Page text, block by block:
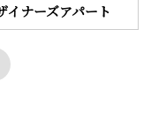
イナーズアパート